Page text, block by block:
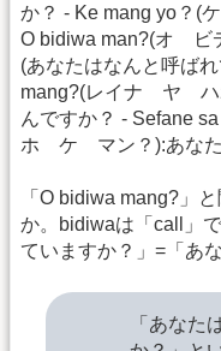
か？ - Ke mang yo？
O bidiwa man?(オ ビ
(あなたはなんと呼ば
mang?(レイナ ヤ
んですか？ - Sefane
ホ ケ マン？):あなた
「O bidiwa mang?」
か。bidiwaは「call」
ていますか？」=「あ
「あなた